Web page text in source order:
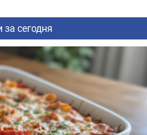
сегодня